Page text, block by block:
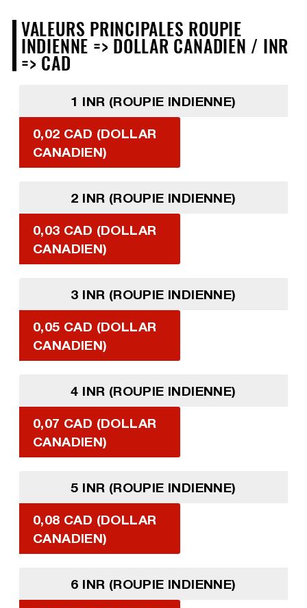
VALEURS PRINCIPALES ROUPIE
INDIENNE => DOLLAR CANADIEN / INR
=> CAD
1 INR (ROUPIE INDIENNE)
0,02 CAD (DOLLAR
CANADIEN)
2 INR (ROUPIE INDIENNE)
0,03 CAD (DOLLAR
CANADIEN)
3 INR (ROUPIE INDIENNE)
0,05 CAD (DOLLAR
CANADIEN)
4 INR (ROUPIE INDIENNE)
0,07 CAD (DOLLAR
CANADIEN)
5 INR (ROUPIE INDIENNE)
0,08 CAD (DOLLAR
CANADIEN)
6 INR (ROUPIE INDIENNE)